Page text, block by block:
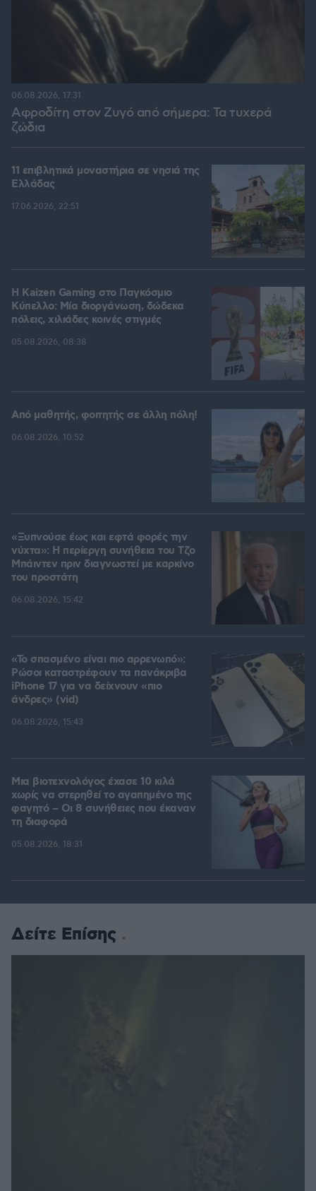
Αφροδίτη στον Ζυγό από σήμερα: Τα τυχερά
ζώδια
06.08.2026, 17:31
11 επιβλητικά μοναστήρια σε νησιά της
Ελλάδας
17.06.2026, 22:51
H Kaizen Gaming στο Παγκόσμιο
Kύπελλο: Μία διοργάνωση, δώδεκα
πόλεις, χιλιάδες κοινές στιγμές
05.08.2026, 08:38
Από μαθητής, φοιτητής σε άλλη πόλη!
06.08.2026, 10:52
«Ξυπνούσε έως και εφτά φορές την
νύχτα»: Η περίεργη συνήθεια του Τζο
Μπάιντεν πριν διαγνωστεί με καρκίνο
του προστάτη
06.08.2026, 15:42
«Το σπασμένο είναι πιο αρρενωπό»:
Ρώσοι καταστρέφουν τα πανάκριβα
iPhone 17 για να δείχνουν «πιο
άνδρες» (vid)
06.08.2026, 15:43
Μια βιοτεχνολόγος έχασε 10 κιλά
χωρίς να στερηθεί το αγαπημένο της
φαγητό – Οι 8 συνήθειες που έκαναν
τη διαφορά
05.08.2026, 18:31
Δείτε Επίσης